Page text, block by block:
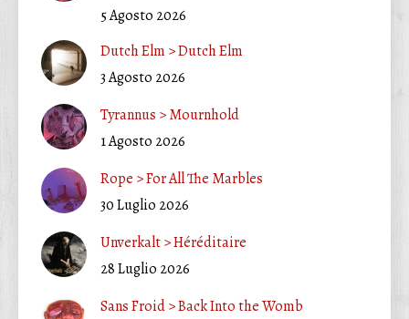
5 Agosto 2026
Dutch Elm > Dutch Elm
3 Agosto 2026
Tyrannus > Mournhold
1 Agosto 2026
Rope > For All The Marbles
30 Luglio 2026
Unverkalt > Héréditaire
28 Luglio 2026
Sans Froid > Back Into the Womb